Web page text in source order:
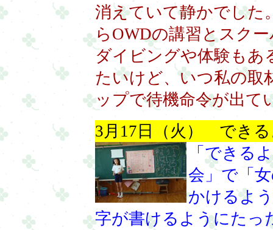
消えていて静かでした
らOWDの講習とスク
ダイビングや体験もあ
たいけど、いつ私の取
ップで待機命令が出て
3月17日（火） でき
「できる
会」で「
かけるよ
字が書けるようにたっ